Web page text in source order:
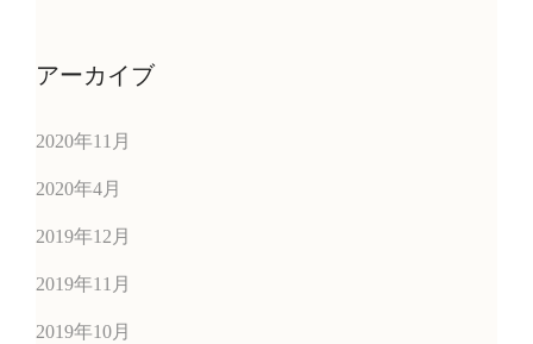
アーカイブ
2020年11月
2020年4月
2019年12月
2019年11月
2019年10月